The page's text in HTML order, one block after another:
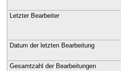
Letzter Bearbeiter
Datum der letzten Bearbeitung
Gesamtzahl der Bearbeitungen